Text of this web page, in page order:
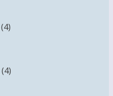
4товара
4товара